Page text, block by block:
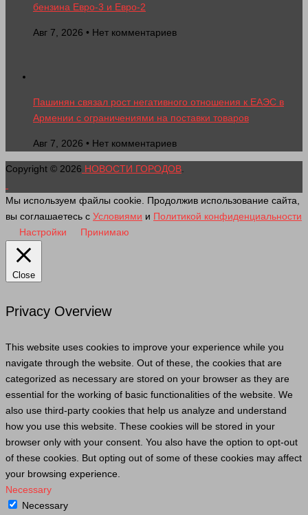
бензина Евро-3 и Евро-2
Авг 7, 2026 • Нет комментариев
Пашинян связал рост негативного отношения к ЕАЭС в
Армении с ограничениями на поставки товаров
Авг 7, 2026 • Нет комментариев
Copyright © 2026 НОВОСТИ ГОРОДОВ
Мы используем файлы cookie. Продолжив использование сайта,
вы соглашаетесь с Условиями и Политикой конфиденциальности
Настройки
Принимаю
Close
Privacy Overview
This website uses cookies to improve your experience while you
navigate through the website. Out of these, the cookies that are
categorized as necessary are stored on your browser as they are
essential for the working of basic functionalities of the website. We
also use third-party cookies that help us analyze and understand
how you use this website. These cookies will be stored in your
browser only with your consent. You also have the option to opt-out
of these cookies. But opting out of some of these cookies may affect
your browsing experience.
Necessary
Necessary